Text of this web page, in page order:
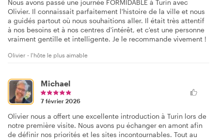
Nous avons passé une journée FORMIDABLE à Turin avec
Olivier. Il connaissait parfaitement l'histoire de la ville et nous
a guidés partout où nous souhaitions aller. Il était très attentif
à nos besoins et à nos centres d'intérêt, et c'est une personne
vraiment gentille et intelligente. Je le recommande vivement !
Olivier - l'hôte le plus aimable
Michael
7 février 2026
Olivier nous a offert une excellente introduction à Turin lors de
notre première visite. Nous avons pu échanger en amont afin
de définir nos priorités et les sites incontournables. Tout au